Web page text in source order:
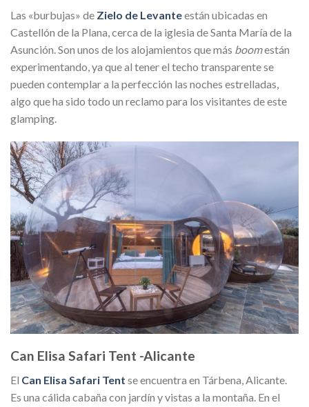
Las «burbujas» de Zielo de Levanteestán ubicadas en
Castellón de la Plana, cerca de la iglesia de Santa María de la
Asunción. Son unos de los alojamientos que más boomestán
experimentando, ya que al tener el techo transparente se
pueden contemplar a la perfección las noches estrelladas,
algo que ha sido todo un reclamo para los visitantes de este
glamping.
Can Elisa Safari Tent -Alicante
El Can Elisa Safari Tent se encuentra en Tárbena, Alicante.
Es una cálida cabaña con jardín y vistas a la montaña. En el